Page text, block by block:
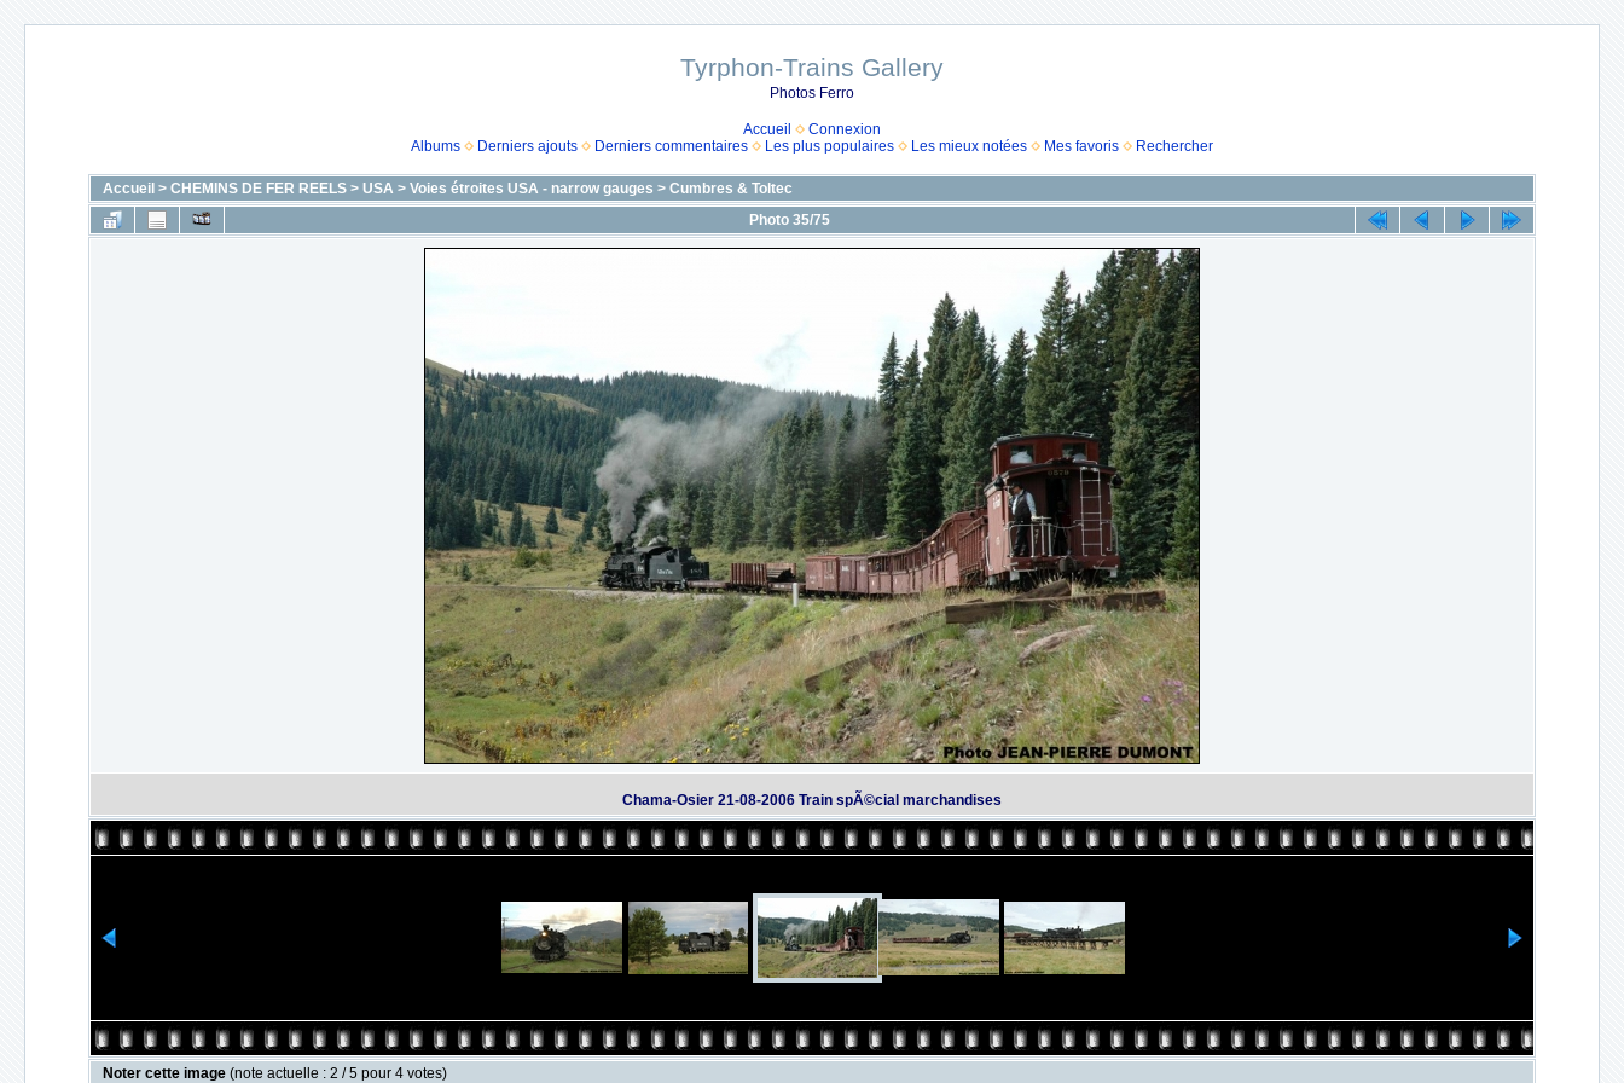
Tyrphon-Trains Gallery
Photos Ferro
Accueil
Connexion
Albums
Derniers ajouts Derniers commentaires Les plus populaires Les mieux notées Mes favoris Rechercher
Accueil > CHEMINS DE FER REELS > USA > Voies étroites USA - narrow gauges > Cumbres & Toltec
Photo 35/75
Chama-Osier 21-08-2006 Train spÃ©cial marchandises
Noter cette image (note actuelle : 2 / 5 pour 4 votes)